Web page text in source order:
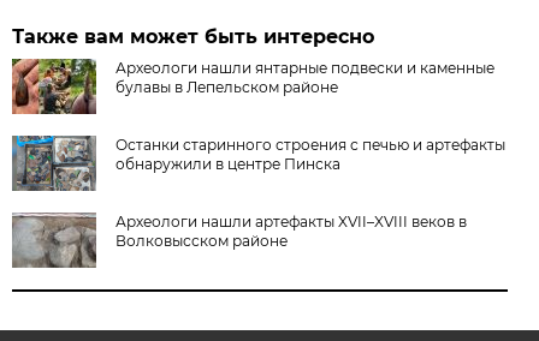
Также вам может быть интересно
Археологи нашли янтарные подвески и каменные
булавы в Лепельском районе
Останки старинного строения с печью и артефакты
обнаружили в центре Пинска
Археологи нашли артефакты XVII–XVIII веков в
Волковысском районе